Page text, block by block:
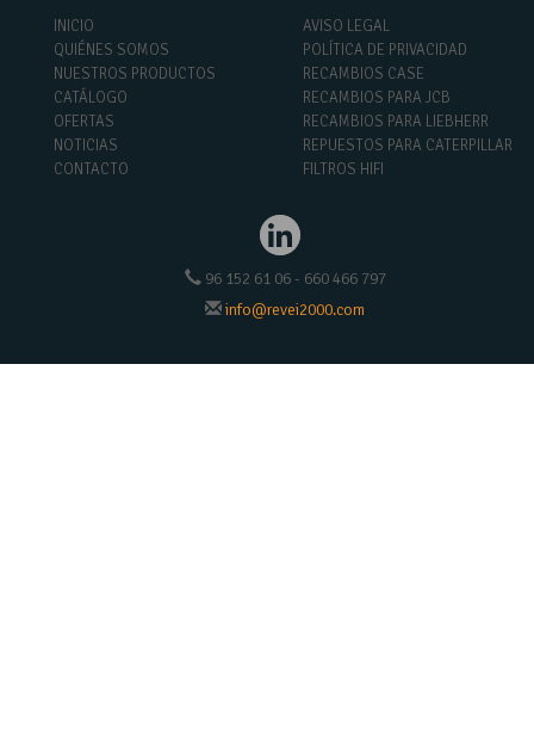
INICIO
QUIÉNES SOMOS
NUESTROS PRODUCTOS
CATÁLOGO
OFERTAS
NOTICIAS
CONTACTO
AVISO LEGAL
POLÍTICA DE PRIVACIDAD
RECAMBIOS CASE
RECAMBIOS PARA JCB
RECAMBIOS PARA LIEBHERR
REPUESTOS PARA CATERPILLAR
FILTROS HIFI
96 152 61 06 - 660 466 797
info@revei2000.com